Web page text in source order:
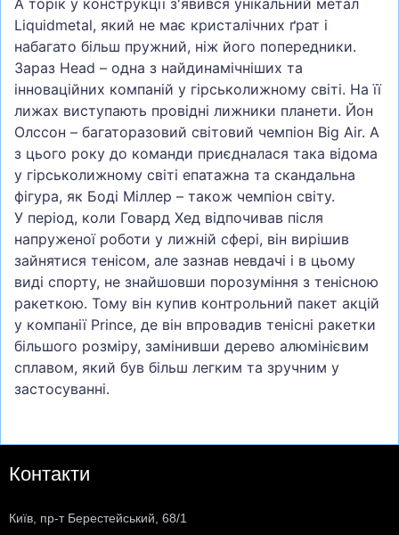
Liquidmetal, який не має кристалічних ґрат і
набагато більш пружний, ніж його попередники.
Зараз Head – одна з найдинамічніших та
інноваційних компаній у гірськолижному світі. На її
лижах виступають провідні лижники планети. Йон
Олссон – багаторазовий світовий чемпіон Big Air. А
з цього року до команди приєдналася така відома
у гірськолижному світі епатажна та скандальна
фігура, як Боді Міллер – також чемпіон світу.
У період, коли Говард Хед відпочивав після
напруженої роботи у лижній сфері, він вирішив
зайнятися тенісом, але зазнав невдачі і в цьому
виді спорту, не знайшовши порозуміння з тенісною
ракеткою. Тому він купив контрольний пакет акцій
у компанії Prince, де він впровадив тенісні ракетки
більшого розміру, замінивши дерево алюмінієвим
сплавом, який був більш легким та зручним у
застосуванні.
Контакти
Київ, пр-т Берестейський, 68/1